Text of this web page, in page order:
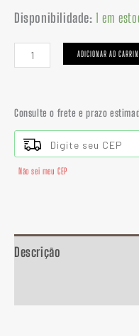
Disponibilidade: 1 em
ADICIONAR AO
Consulte o frete e prazo
Não sei meu CEP
Descrição